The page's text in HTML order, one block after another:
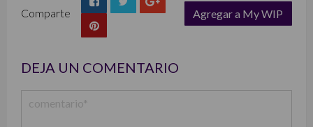
Comparte
Agregar a My WIP
DEJA UN COMENTARIO